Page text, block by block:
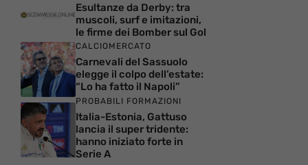
Esultanze da Derby: tra
muscoli, surf e imitazioni,
le firme dei Bomber sul Gol
CALCIOMERCATO
Carnevali del Sassuolo
elegge il colpo dell’estate:
“Lo ha fatto il Napoli”
PROBABILI FORMAZIONI
Italia-Estonia, Gattuso
lancia il super tridente:
hanno iniziato forte in
Serie A